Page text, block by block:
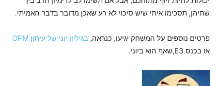
שתיהן, תסכימו איתי שיש סיכוי לא רע שאכן מדובר בדבר האמיתי.
פרטים נוספים על המשחק יגיעו, כנראה, בגיליון יוני של עיתון OPM
או בכנס E3,שאף הוא ביוני.